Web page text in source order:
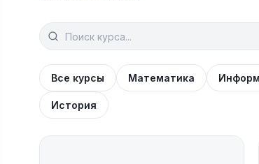
Все курсы Математика
История